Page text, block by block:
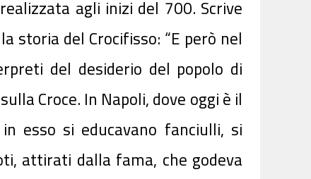
agli inizi del 700. Scrive
storia del Crocifisso: “E però nel
del desiderio del popolo di
Croce. In Napoli, dove oggi è il
esso si educavano fanciulli, si
attirati dalla fama, che godeva